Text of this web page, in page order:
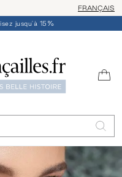
Livraison/
FRANÇAIS
jusqu'à 15%